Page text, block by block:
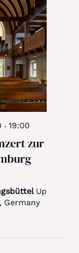
- 19:00
zur
Up
Germany